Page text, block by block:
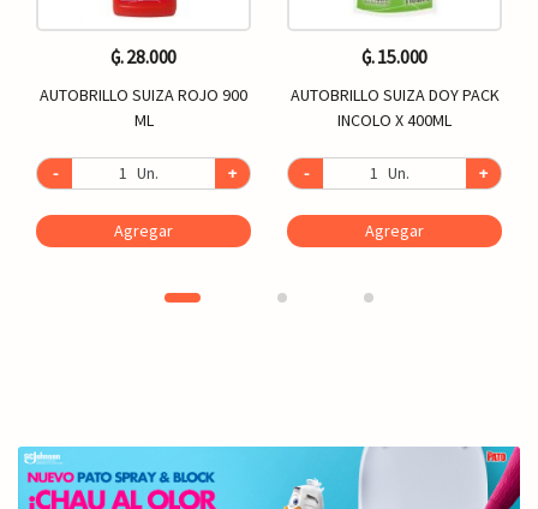
₲. 28.000
AUTOBRILLO SUIZA ROJO 900
ML
- Un. +
Agregar
₲. 15.000
AUTOBRILLO SUIZA DOY PACK
INCOLO X 400ML
- Un. +
Agregar